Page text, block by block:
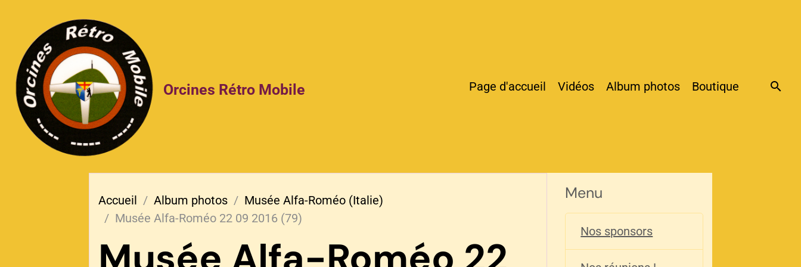
Orcines Rétro Mobile Page d'accueil Vidéos Album photos Boutique
Accueil Album photos
Musée Alfa-Roméo (Italie)
Musée Alfa-Roméo 22 09 2016 (79)
Menu
Nos sponsors